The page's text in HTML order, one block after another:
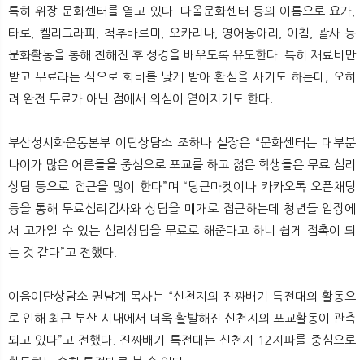
특히 위장 문화센터를 열고 있다. 다올문화센터 등의 이름으로 요가,
타로, 켈리그라피, 척추바르미, 오카리나, 영어동아리, 이침, 괄사 등
문화활동을 통해 친해진 후 성경을 배우도록 유도한다. 특히 재료비만
받고 무료라는 식으로 회비를 낮게 받아 환심을 사기도 하는데, 오히
려 완전 무료가 아닌 점에서 의심이 옅어지기도 한다.
부산성시화운동본부 이단상담소 조하나 실장은 “문화센터는 대부분
나이가 많은 어른들을 중심으로 포교를 하고 젊은 학생들은 무료 심리
상담 등으로 접근을 많이 한다”며 “당근마켓이나 카카오톡 오픈채팅
등을 통해 무료심리검사와 상담을 매개로 접근하는데 청년들 입장에
서 고가일 수 있는 심리상담을 무료로 해준다고 하니 쉽게 접촉이 되
는 것 같다”고 전했다.
이음이단상담소 권남계 목사는 “신천지의 진짜배기 특전대의 활동으
로 인해 최근 부산 시내에서 더욱 활발해진 신천지의 포교활동이 관측
되고 있다”고 전했다. 진짜배기 특전대는 신천지 12지파를 중심으로